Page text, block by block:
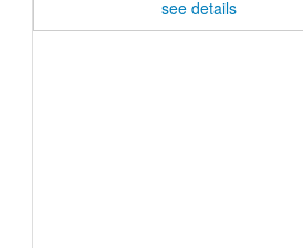
see details